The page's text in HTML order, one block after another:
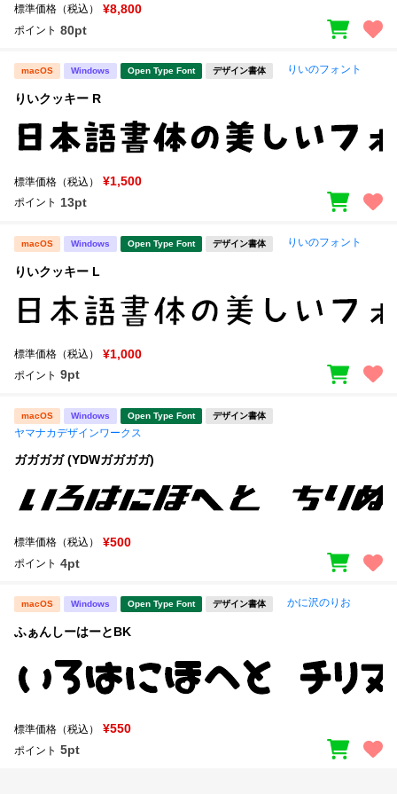
標準価格（税込） ¥8,800
ポイント 80pt
macOS Windows Open Type Font デザイン書体 りいのフォント
りいクッキー R
標準価格（税込） ¥1,500
ポイント 13pt
macOS Windows Open Type Font デザイン書体 りいのフォント
りいクッキー L
標準価格（税込） ¥1,000
ポイント 9pt
macOS Windows Open Type Font デザイン書体
ヤマナカデザインワークス
ガガガガ (YDWガガガガ)
標準価格（税込） ¥500
ポイント 4pt
macOS Windows Open Type Font デザイン書体 かに沢のりお
ふぁんしーはーとBK
標準価格（税込） ¥550
ポイント 5pt